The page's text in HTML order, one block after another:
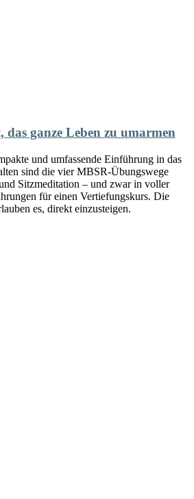
ganze Leben zu umarmen
und umfassende Einführung in das
sind die vier MBSR-Übungswege
Sitzmeditation – und zwar in voller
für einen Vertiefungskurs. Die
es, direkt einzusteigen.